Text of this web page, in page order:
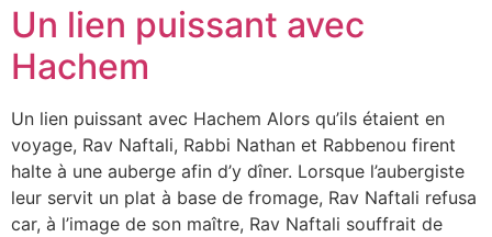
Un lien puissant avec
Hachem
Un lien puissant avec Hachem Alors qu’ils étaient en
voyage, Rav Naftali, Rabbi Nathan et Rabbenou firent
halte à une auberge afin d’y dîner. Lorsque l’aubergiste
leur servit un plat à base de fromage, Rav Naftali refusa
car, à l’image de son maître, Rav Naftali souffrait de